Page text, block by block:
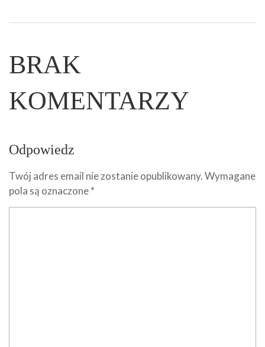
BRAK
KOMENTARZY
Odpowiedz
Twój adres email nie zostanie opublikowany.Wymagane
pola są oznaczone*